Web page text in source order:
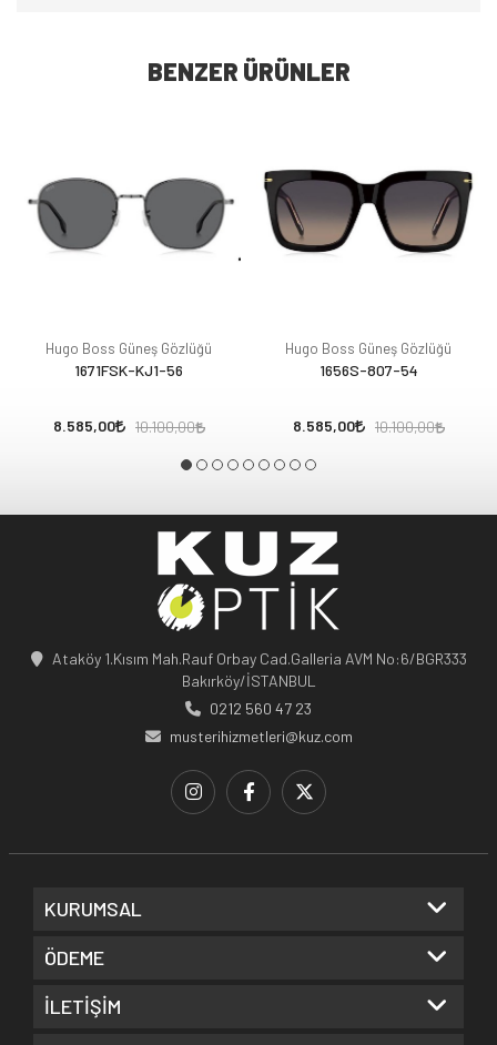
BENZER ÜRÜNLER
Hugo Boss Güneş Gözlüğü
1671FSK-KJ1-56
8.585,00 10.100,00
Hugo Boss Güneş Gözlüğü
1656S-807-54
8.585,00 10.100,00
Ataköy 1.Kısım Mah.Rauf Orbay Cad.Galleria AVM No:6/BGR333
Bakırköy/İSTANBUL
0212 560 47 23
musterihizmetleri@kuz.com
KURUMSAL
ÖDEME
İLETİŞİM